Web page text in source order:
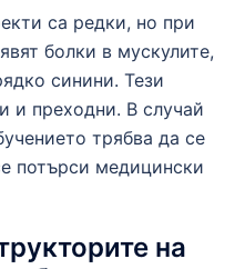
са редки, но при
болки в мускулите,
синини. Тези
и преходни. В случай
трябва да се
потърси медицински
на